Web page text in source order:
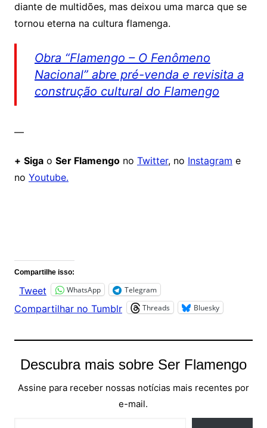
diante de multidões, mas deixou uma marca que se
tornou eterna na cultura flamenga.
Obra “Flamengo – O Fenômeno
Nacional” abre pré-venda e revisita a
construção cultural do Flamengo
—
+ Sigao Ser Flamengono Twitter, no Instagram e
no Youtube.
Compartilhe isso:
Tweet WhatsApp Telegram
Compartilhar no Tumblr Threads Bluesky
Descubra mais sobre Ser Flamengo
Assine para receber nossas notícias mais recentes por
e-mail.